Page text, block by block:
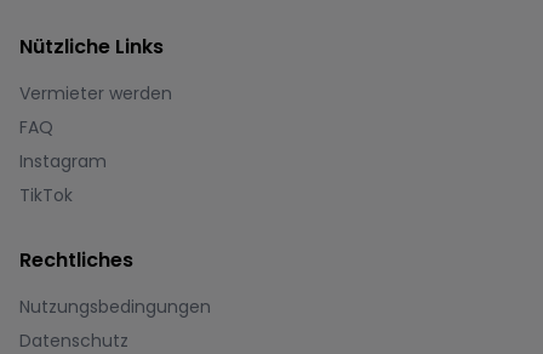
Nützliche Links
Vermieter werden
FAQ
Instagram
TikTok
Rechtliches
Nutzungsbedingungen
Datenschutz